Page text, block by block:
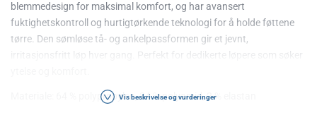
blemmedesign for maksimal komfort, og har avansert
fuktighetskontroll og hurtigtørkende teknologi for å holde føttene
tørre. Den sømløse tå- og ankelpassformen gir et jevnt,
irritasjonsfritt løp hver gang. Perfekt for dedikerte løpere som søker
Materiale: 64 % polypropylen, 34 % polyamid, 2 % elastan
Vis beskrivelse og vurderinger